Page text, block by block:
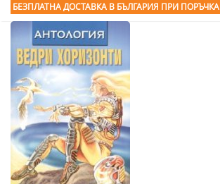
БЕЗПЛАТНА ДОСТАВКА В БЪЛГАРИЯ ПРИ ПОРЪЧКА